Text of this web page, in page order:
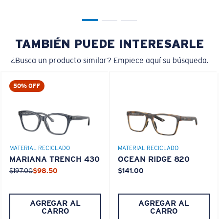
¿Se ajusta en el centro?
Es posible que necesite una monturamediana o
grande.
TAMBIÉN PUEDE INTERESARLE
¿Busca un producto similar? Empiece aquí su búsqueda.
50% OFF
MATERIAL RECICLADO
MARIANA TRENCH 430
$197.00$98.50
AGREGAR AL
CARRO
MATERIAL RECICLADO
OCEAN RIDGE 820
$141.00
AGREGAR AL
CARRO